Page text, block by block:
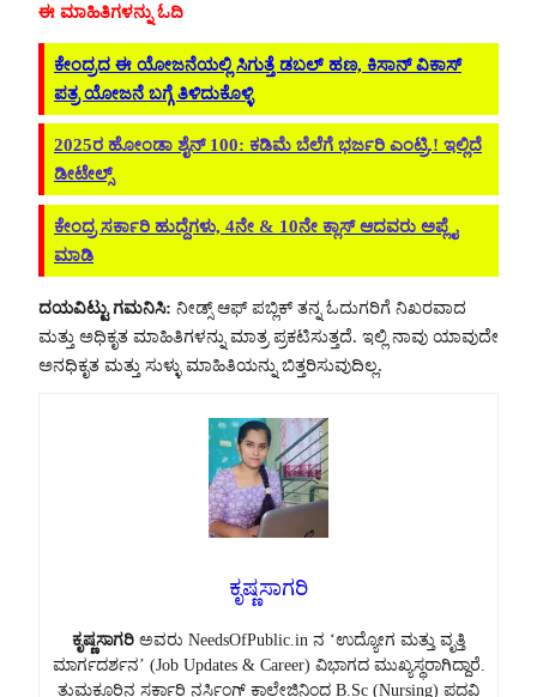
ಈ ಮಾಹಿತಿಗಳನ್ನು ಓದಿ
ಕೇಂದ್ರದ ಈ ಯೋಜನೆಯಲ್ಲಿ ಸಿಗುತ್ತೆ ಡಬಲ್ ಹಣ, ಕಿಸಾನ್ ವಿಕಾಸ್
ಪತ್ರ ಯೋಜನೆ ಬಗ್ಗೆ ತಿಳಿದುಕೊಳ್ಳಿ
2025ರ ಹೋಂಡಾ ಶೈನ್ 100: ಕಡಿಮೆ ಬೆಲೆಗೆ ಭರ್ಜರಿ ಎಂಟ್ರಿ.! ಇಲ್ಲಿದೆ
ಡೀಟೇಲ್ಸ್
ಕೇಂದ್ರ ಸರ್ಕಾರಿ ಹುದ್ದೆಗಳು, 4ನೇ & 10ನೇ ಕ್ಲಾಸ್ ಆದವರು ಅಪ್ಲೈ
ಮಾಡಿ
ದಯವಿಟ್ಟು ಗಮನಿಸಿ: ನೀಡ್ಸ್ ಆಫ್ ಪಬ್ಲಿಕ್ ತನ್ನ ಓದುಗರಿಗೆ ನಿಖರವಾದ
ಮತ್ತು ಅಧಿಕೃತ ಮಾಹಿತಿಗಳನ್ನು ಮಾತ್ರ ಪ್ರಕಟಿಸುತ್ತದೆ. ಇಲ್ಲಿ ನಾವು ಯಾವುದೇ
ಅನಧಿಕೃತ ಮತ್ತು ಸುಳ್ಳು ಮಾಹಿತಿಯನ್ನು ಬಿತ್ತರಿಸುವುದಿಲ್ಲ.
ಕೃಷ್ಣಸಾಗರಿ
ಕೃಷ್ಣಸಾಗರಿ ಅವರು NeedsOfPublic.in ನ ‘ಉದ್ಯೋಗ ಮತ್ತು ವೃತ್ತಿ
ಮಾರ್ಗದರ್ಶನ’ (Job Updates & Career) ವಿಭಾಗದ ಮುಖ್ಯಸ್ಥರಾಗಿದ್ದಾರೆ.
ತುಮಕೂರಿನ ಸರ್ಕಾರಿ ನರ್ಸಿಂಗ್ ಕಾಲೇಜಿನಿಂದ B.Sc (Nursing) ಪದವಿ